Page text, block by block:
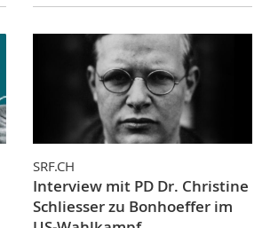
SRF.CH
Interview mit PD Dr. Christine
Schliesser zu Bonhoeffer im